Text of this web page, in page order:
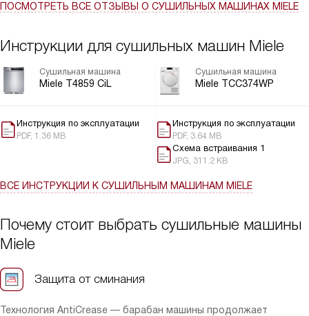
позволила добавить забытые майки, отложенный старт на 1–24
FragranceDos с двумя капсулами — мелочи, но приятные.
рубашки свежими. Тишина работы, мотор ProfiEco и
SilenceDrum заметно комфортнее. Контейнер для конденсата и
простое, установка гибкая.
ПОСМОТРЕТЬ ВСЕ ОТЗЫВЫ О СУШИЛЬНЫХ МАШИНАХ MIELE
Инструкции для сушильных машин Miele
Сушильная машина
Miele T4859 CiL
Инструкция по эксплуатации
PDF, 1.36 MB
Сушильная машина
Miele TCC374WP
Инструкция по эксплуатации
PDF, 3.64 MB
Схема встраивания 1
JPG, 311.2 KB
ВСЕ ИНСТРУКЦИИ К СУШИЛЬНЫМ МАШИНАМ MIELE
Почему стоит выбрать сушильные машины
Miele
Защита от сминания
Технология AntiCrease — барабан машины продолжает